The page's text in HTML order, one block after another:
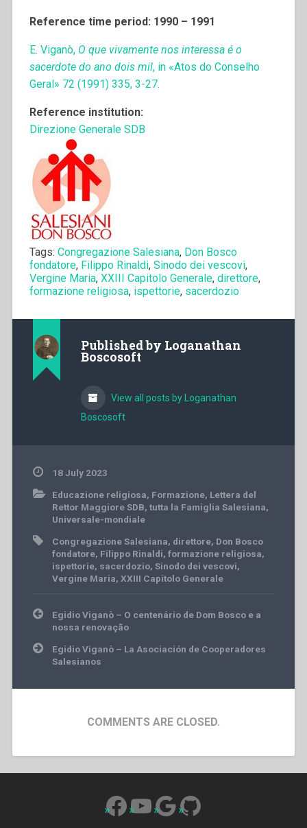
Reference time period: 1990 – 1991
E. Viganò,O que vivamente nos interessa é o
sacerdote do ano dois mil, in «Atos do Conselho
Geral» 72 (1991) 335, 3-27.
Reference institution:
Direzione Generale SDB
Tags: Congregazione Salesiana, Don Bosco
fondatore, Filippo Rinaldi, Sinodo dei vescovi,
Vergine Maria, XXIII Capitolo Generale, direttore,
formazione religiosa, ispettorie, sacerdozio
Published by Loganathan
Boscosoft
View all posts by Loganathan
Boscosoft
18 July 2023
Educazione religiosa, Formazione, Lettera del
Rettor Maggiore SDB, tutta la Famiglia Salesiana,
Universale-mondiale
Congregazione Salesiana, direttore, Don Bosco
fondatore, Filippo Rinaldi, formazione religiosa,
ispettorie, sacerdozio, Sinodo dei vescovi,
Vergine Maria, XXIII Capitolo Generale
Post
navigation
Egidio Viganò – O centenário de Dom Bosco e a
nossa renovação
Egidio Viganò – La Asociación de Cooperadores
Salesianos
COMMENTS ARE CLOSED.
Facebook
YouTube
Google
GitHub